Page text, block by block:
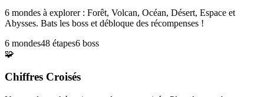
6 mondes à explorer : Forêt, Volcan, Océan, Désert, Espace et
Abysses. Bats les boss et débloque des récompenses !
6 mondes48 étapes6 boss
🧩
Chiffres Croisés